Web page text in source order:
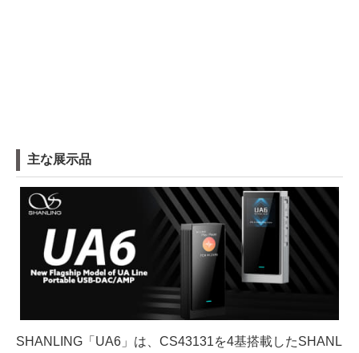
主な展示品
SHANLING「UA6」は、CS43131を4基搭載したSHANL